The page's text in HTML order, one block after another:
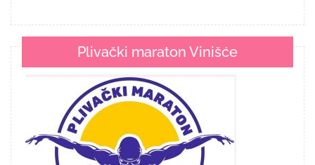
Plivački maraton Vinišće